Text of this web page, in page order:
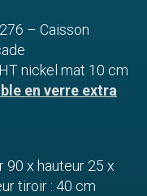
– Caisson
nickel mat 10 cm
en verre extra
90 x hauteur 25 x
tiroir : 40 cm